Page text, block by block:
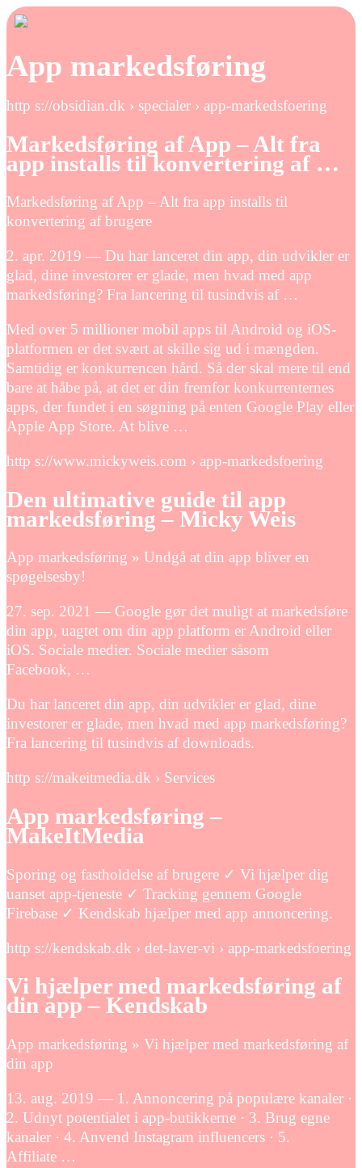
App markedsføring
http s://obsidian.dk › specialer › app-markedsfoering
Markedsføring af App – Alt fra
app installs til konvertering af …
Markedsføring af App – Alt fra app installs til
konvertering af brugere
2. apr. 2019 — Du har lanceret din app, din udvikler er
glad, dine investorer er glade, men hvad med app
markedsføring? Fra lancering til tusindvis af …
Med over 5 millioner mobil apps til Android og iOS-
platformen er det svært at skille sig ud i mængden.
Samtidig er konkurrencen hård. Så der skal mere til end
bare at håbe på, at det er din fremfor konkurrenternes
apps, der fundet i en søgning på enten Google Play eller
Apple App Store. At blive …
http s://www.mickyweis.com › app-markedsfoering
Den ultimative guide til app
markedsføring – Micky Weis
App markedsføring » Undgå at din app bliver en
spøgelsesby!
27. sep. 2021 — Google gør det muligt at markedsføre
din app, uagtet om din app platform er Android eller
iOS. Sociale medier. Sociale medier såsom
Facebook, …
Du har lanceret din app, din udvikler er glad, dine
investorer er glade, men hvad med app markedsføring?
Fra lancering til tusindvis af downloads.
http s://makeitmedia.dk › Services
App markedsføring –
MakeItMedia
Sporing og fastholdelse af brugere ✓ Vi hjælper dig
uanset app-tjeneste ✓ Tracking gennem Google
Firebase ✓ Kendskab hjælper med app annoncering.
http s://kendskab.dk › det-laver-vi › app-markedsfoering
Vi hjælper med markedsføring af
din app – Kendskab
App markedsføring » Vi hjælper med markedsføring af
din app
13. aug. 2019 — 1. Annoncering på populære kanaler ·
2. Udnyt potentialet i app-butikkerne · 3. Brug egne
kanaler · 4. Anvend Instagram influencers · 5.
Affiliate …